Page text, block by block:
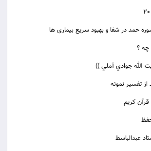
حمد در شفا و بهبود سریع بیماری ها
چه ؟
الله جوادي آملي ))
تفسیر نمونه
کریم
عبدالباسط